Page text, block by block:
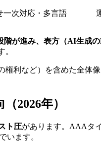
一次対応・多言語
が進み、表方（AI生成
権利など）を含めた全体
2026年）
ト圧があります。AAAタ
います。